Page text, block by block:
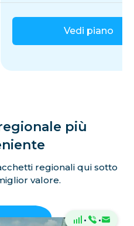
Vedi piano
più
regionali qui sotto
valore.
· ·